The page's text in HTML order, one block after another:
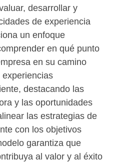
desarrollar y
de experiencia
un enfoque
en qué punto
en su camino
destacando las
y las oportunidades
las estrategias de
con los objetivos
garantiza que
al valor y al éxito